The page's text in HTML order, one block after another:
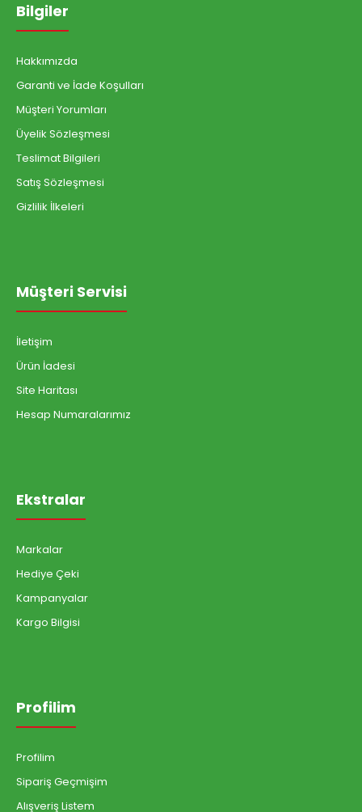
Bilgiler
Hakkımızda
Garanti ve İade Koşulları
Müşteri Yorumları
Üyelik Sözleşmesi
Teslimat Bilgileri
Satış Sözleşmesi
Gizlilik İlkeleri
Müşteri Servisi
İletişim
Ürün İadesi
Site Haritası
Hesap Numaralarımız
Ekstralar
Markalar
Hediye Çeki
Kampanyalar
Kargo Bilgisi
Profilim
Profilim
Sipariş Geçmişim
Alışveriş Listem